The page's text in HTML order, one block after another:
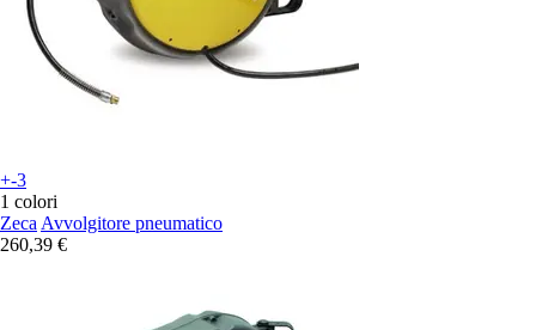
+-3
1 colori
Zeca Avvolgitore pneumatico
260,39 €